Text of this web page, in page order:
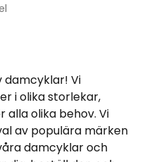
damcyklar! Vi
i olika storlekar,
alla olika behov. Vi
av populära märken
damcyklar och